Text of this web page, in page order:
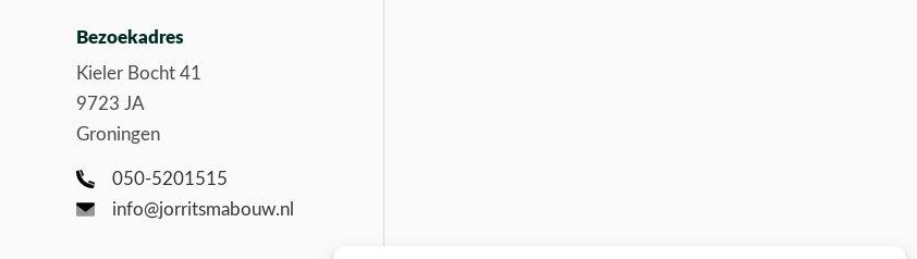
Bezoekadres
Kieler Bocht 41
9723 JA
Groningen
050-5201515
info@jorritsmabouw.nl